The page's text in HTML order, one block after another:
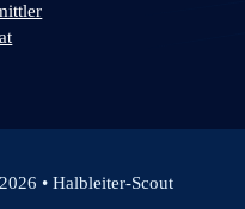
• Halbleiter-Scout